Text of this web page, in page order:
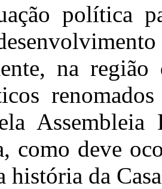
política
na região
como deve
história da